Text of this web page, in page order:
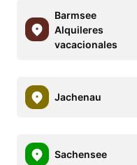
Barmsee
Alquileres
vacacionales
Jachenau
Sachensee